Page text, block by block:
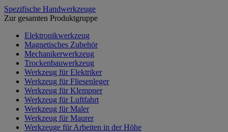
Spezifische Handwerkzeuge
Zur gesamten Produktgruppe
Elektronikwerkzeug
Magnetisches Zubehör
Mechanikerwerkzeug
Trockenbauwerkzeug
Werkzeug für Elektriker
Werkzeug für Fliesenleger
Werkzeug für Klempner
Werkzeug für Luftfahrt
Werkzeug für Maler
Werkzeug für Maurer
Werkzeuge für Arbeiten in der Höhe